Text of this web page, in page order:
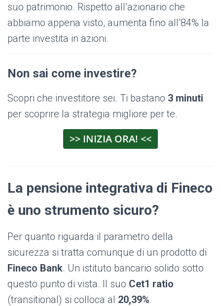
suo patrimonio. Rispetto all’azionario che
abbiamo appena visto, aumenta fino all’84% la
parte investita in azioni.
Non sai come investire?
Scopri che investitore sei. Ti bastano 3 minuti
per scoprire la strategia migliore per te.
>> INIZIA ORA! <<
La pensione integrativa di Fineco
è uno strumento sicuro?
Per quanto riguarda il parametro della
sicurezza si tratta comunque di un prodotto di
Fineco Bank. Un istituto bancario solido sotto
questo punto di vista. Il suo Cet1 ratio
(transitional) si colloca al 20,39%.